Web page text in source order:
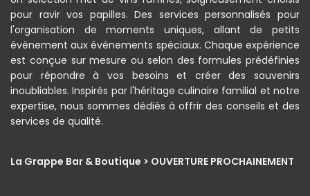
pour ravir vos papilles. Des services personnalisés pour
l'organisation de moments uniques, allant de petits
évènement aux événements spéciaux. Chaque expérience
est conçue sur mesure ou selon des formules prédéfinies
pour répondre à vos besoins et créer des souvenirs
inoubliables. Inspirés par l'héritage culinaire familial et notre
expertise, nous sommes dédiés à offrir des conseils et des
services de qualité.
La Grappe Bar & Boutique > OUVERTURE PROCHAINEMENT